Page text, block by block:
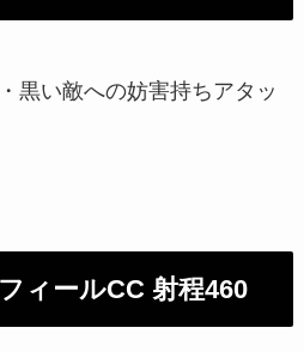
黒い敵への妨害持ちアタッ
ィールCC 射程460